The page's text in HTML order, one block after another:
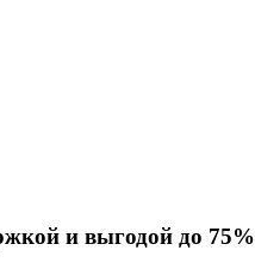
и выгодой до 75%